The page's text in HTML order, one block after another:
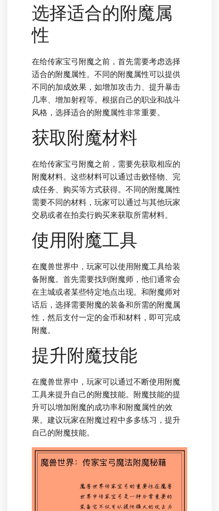
选择适合的附魔属
性
在给传家宝弓附魔之前，首先需要考虑选择
适合的附魔属性。不同的附魔属性可以提供
不同的加成效果，如增加攻击力、提升暴击
几率、增加射程等。根据自己的职业和战斗
风格，选择适合的附魔属性非常重要。
获取附魔材料
在给传家宝弓附魔之前，需要先获取相应的
附魔材料。这些材料可以通过击败怪物、完
成任务、购买等方式获得。不同的附魔属性
需要不同的材料，玩家可以通过与其他玩家
交易或者在拍卖行购买来获取所需材料。
使用附魔工具
在魔兽世界中，玩家可以使用附魔工具给装
备附魔。首先需要找到附魔师，他们通常会
在主城或者某些特定地点出现。和附魔师对
话后，选择需要附魔的装备和所需的附魔属
性，然后支付一定的金币和材料，即可完成
附魔。
提升附魔技能
在魔兽世界中，玩家可以通过不断使用附魔
工具来提升自己的附魔技能。附魔技能的提
升可以增加附魔的成功率和附魔属性的效
果。建议玩家在附魔过程中多多练习，提升
自己的附魔技能。